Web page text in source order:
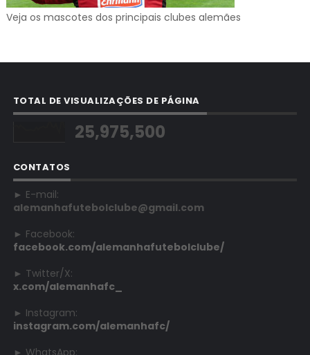
Veja os mascotes dos principais clubes alemães
TOTAL DE VISUALIZAÇÕES DE PÁGINA
25,975,500
CONTATOS
► E-mail:
alemanhafutebolclube@gmail.com
► Facebook:
facebook.com/alemanhafutebolclube/
► Twitter/X:
x.com/alemanhafc_
► Instagram:
instagram.com/alemanhafc/
► WhatsApp: